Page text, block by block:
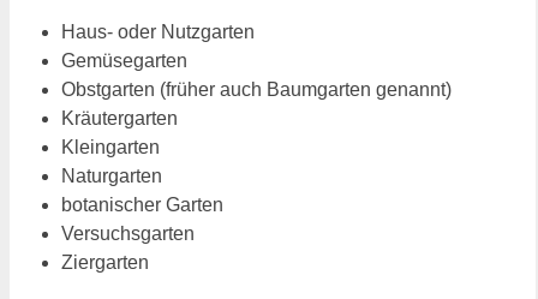
Haus- oder Nutzgarten
Gemüsegarten
Obstgarten (früher auch Baumgarten genannt)
Kräutergarten
Kleingarten
Naturgarten
botanischer Garten
Versuchsgarten
Ziergarten